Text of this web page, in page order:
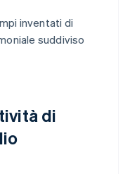
inventati di
suddiviso
di